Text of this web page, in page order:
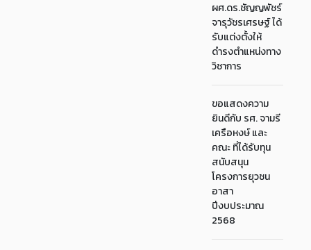
ผศ.ดร.ชัญญพัชร์
จารุวัชรเศรษฐ์ ได้
รับแต่งตั้งให้
ดำรงตำแหน่งทาง
วิชาการ
ขอแสดงความ
ยินดีกับ รศ. จามรี
เครือหงษ์ และ
คณะ ที่ได้รับทุน
สนับสนุน
โครงการยุวชน
อาสา
ปีงบประมาณ
2568